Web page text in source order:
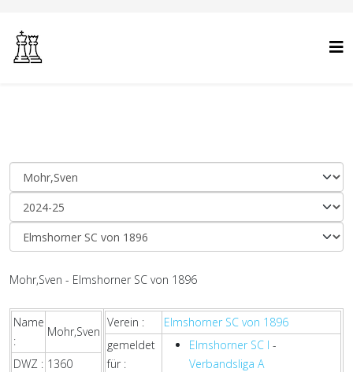
Mohr,Sven - Elmshorner SC von 1896
Name
:
Mohr,Sven
DWZ : 1360
Verein :
Elmshorner SC von 1896
gemeldet
für :
Elmshorner SC I -
Verbandsliga A